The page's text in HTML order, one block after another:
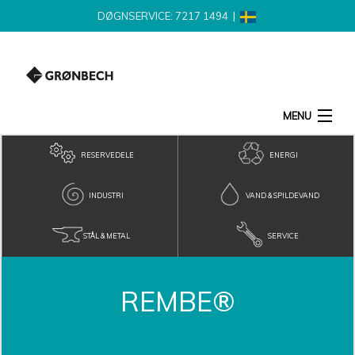
DØGNSERVICE: 7217 1494|
MENU
SØG
PRODUKTER
NYHEDER
RESERVEDELE ENERGI
INDUSTRI VAND & SPILDEVAND
STÅL & METAL SERVICE
REMBE®